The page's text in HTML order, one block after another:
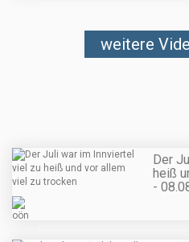
weitere
Der
heiß
-